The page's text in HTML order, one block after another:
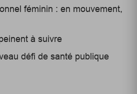
féminin : en mouvement,
à suivre
défi de santé publique